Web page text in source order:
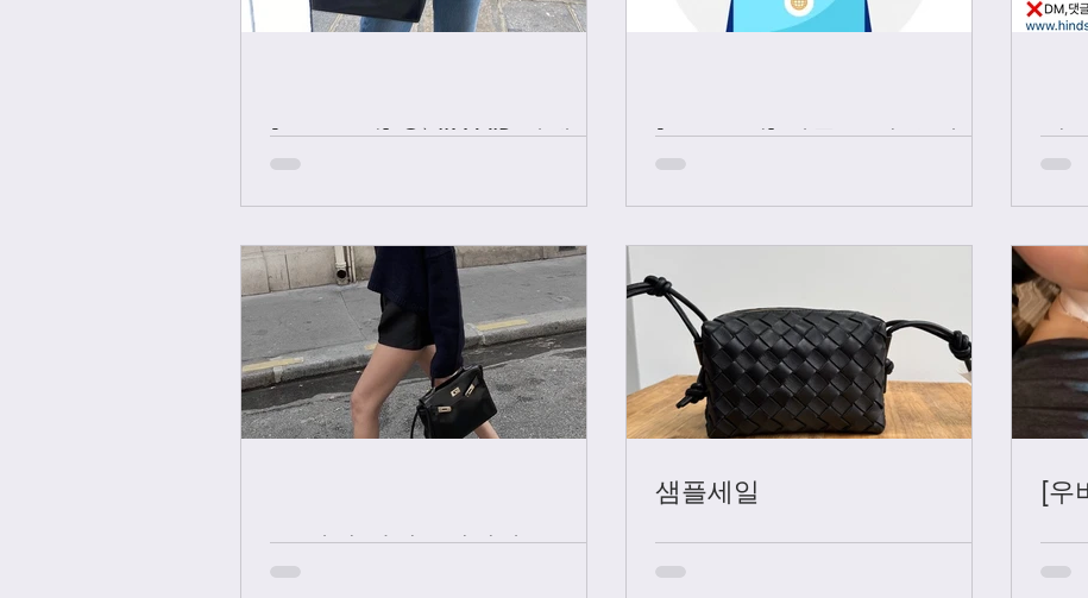
[중요공지] ONLY VIP 샤넬 +
에르메스 올수공
[중요공지] 카톡 문의 응대 시
간
인
급 차이 알려드립니다.
샘플세일 [우